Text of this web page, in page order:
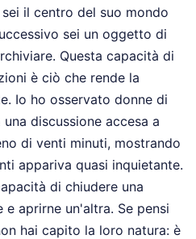
il centro del suo mondo
sei un oggetto di
Questa capacità di
è ciò che rende la
Io ho osservato donne di
discussione accesa a
di venti minuti, mostrando
appariva quasi inquietante.
di chiudere una
aprirne un'altra. Se pensi
hai capito la loro natura: è